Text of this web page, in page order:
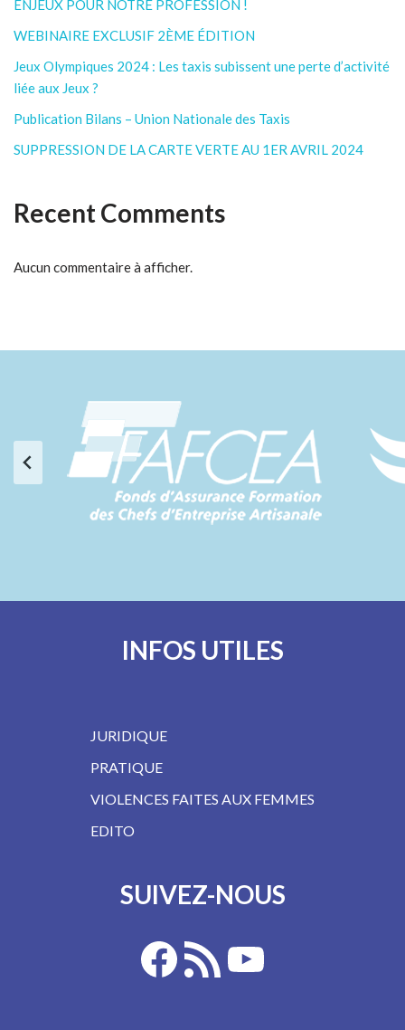
ENJEUX POUR NOTRE PROFESSION !
WEBINAIRE EXCLUSIF 2ÈME ÉDITION
Jeux Olympiques 2024 : Les taxis subissent une perte d’activité
liée aux Jeux ?
Publication Bilans – Union Nationale des Taxis
SUPPRESSION DE LA CARTE VERTE AU 1ER AVRIL 2024
Recent Comments
Aucun commentaire à afficher.
INFOS UTILES
JURIDIQUE
PRATIQUE
VIOLENCES FAITES AUX FEMMES
EDITO
SUIVEZ-NOUS